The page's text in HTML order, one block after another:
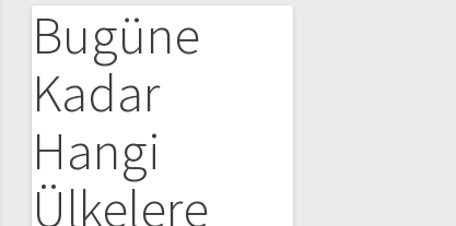
Bugüne
Kadar
Hangi
Ülkelere